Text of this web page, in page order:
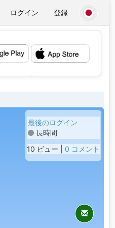
ログイン 登録
💕
最後のログイン
長時間
10 ビュー | 0 コメント